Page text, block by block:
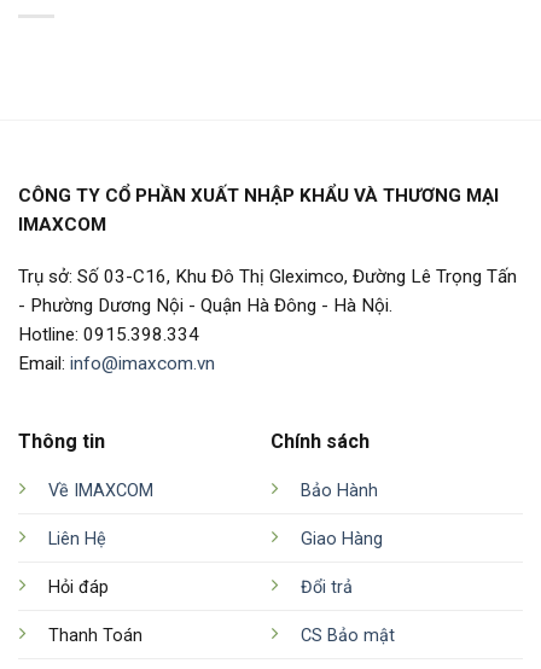
CÔNG TY CỔ PHẦN XUẤT NHẬP KHẨU VÀ THƯƠNG MẠI
IMAXCOM
Trụ sở: Số 03-C16, Khu Đô Thị Gleximco, Đường Lê Trọng Tấn
- Phường Dương Nội - Quận Hà Đông - Hà Nội.
Hotline: 0915.398.334
Email: info@imaxcom.vn
Thông tin
Về IMAXCOM
Liên Hệ
Hỏi đáp
Thanh Toán
Chính sách
Bảo Hành
Giao Hàng
Đổi trả
CS Bảo mật